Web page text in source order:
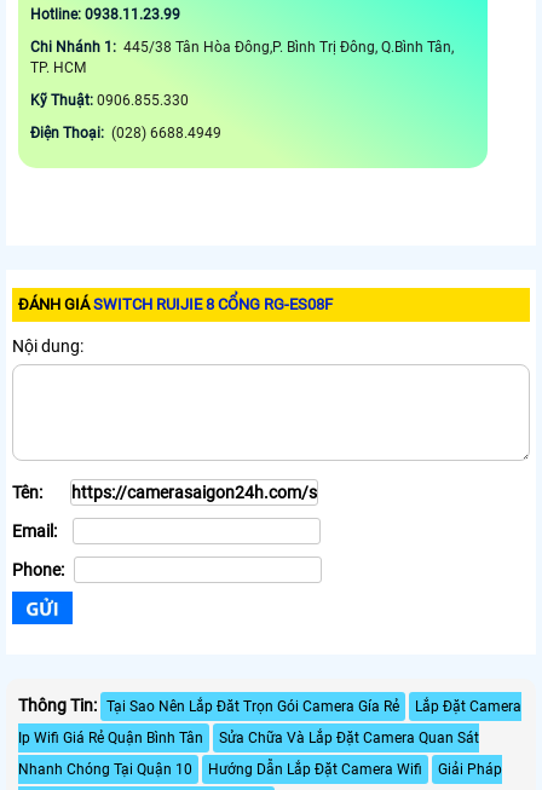
Hotline: 0938.11.23.99
Chi Nhánh 1: 445/38 Tân Hòa Đông,P. Bình Trị Đông, Q.Bình Tân,
TP. HCM
Kỹ Thuật: 0906.855.330
Điện Thoại: (028) 6688.4949
ĐÁNH GIÁSWITCH RUIJIE 8 CỔNG RG-ES08F
Nội dung:
Tên:
Email:
Phone:
Thông Tin: Tại Sao Nên Lắp Đăt Trọn Gói Camera Gía Rẻ
Lắp Đặt Camera
Ip Wifi Giá Rẻ Quận Bình Tân
Sửa Chữa Và Lắp Đặt Camera Quan Sát
Nhanh Chóng Tại Quận 10
Hướng Dẫn Lắp Đặt Camera Wifi
Giải Pháp